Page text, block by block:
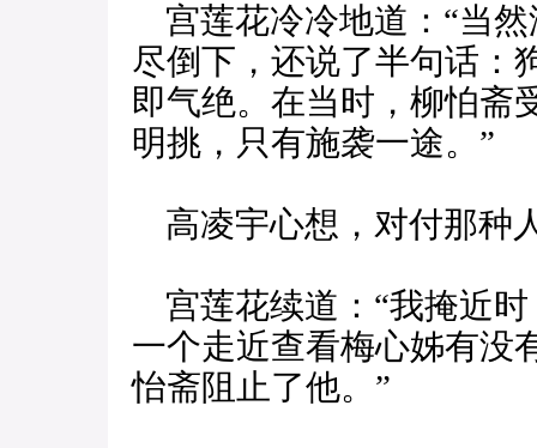
宫莲花冷冷地道：“当
尽倒下，还说了半句话
即气绝。在当时，柳怕斋
明挑，只有施袭一途。”
高凌宇心想，对付那种
宫莲花续道：“我掩近
一个走近查看梅心姊有没
怡斋阻止了他。”